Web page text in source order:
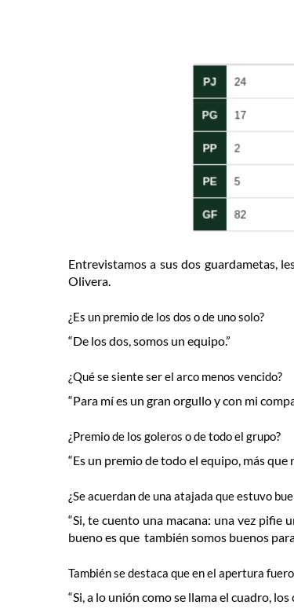
Entrevistamos a sus dos guardametas,
Olivera.
¿Es un premio de los dos o de uno solo?
“De los dos, somos un equipo.”
¿Qué se siente ser el arco menos vencido?
“Para mí es un gran orgullo y con mi
¿Premio de los goleros o de todo el grupo?
“Es un premio de todo el equipo, más que
¿Se acuerdan de una atajada que estuvo
“Si, te cuento una macana: una vez pifie
bueno es que también somos buenos
También se destaca que en el apertura
“Si, a lo unión como se llama el cuadro,